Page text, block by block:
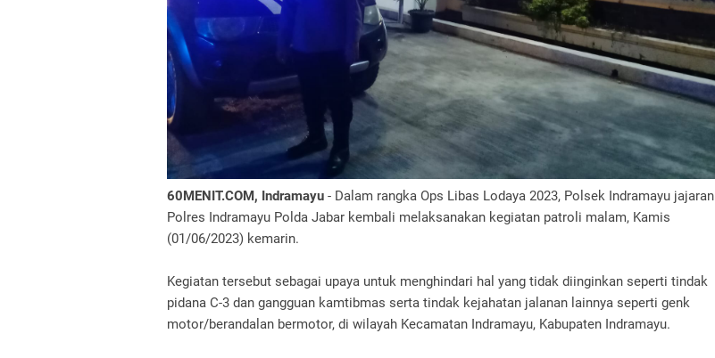
60MENIT.COM, Indramayu - Dalam rangka Ops Libas Lodaya 2023, Polsek Indramayu jajaran
Polres Indramayu Polda Jabar kembali melaksanakan kegiatan patroli malam, Kamis
(01/06/2023) kemarin.
Kegiatan tersebut sebagai upaya untuk menghindari hal yang tidak diinginkan seperti tindak
pidana C-3 dan gangguan kamtibmas serta tindak kejahatan jalanan lainnya seperti genk
motor/berandalan bermotor, di wilayah Kecamatan Indramayu, Kabupaten Indramayu.